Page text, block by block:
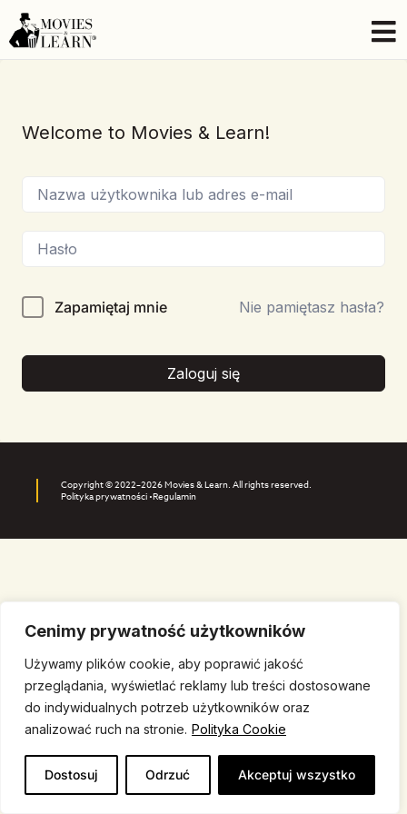
Cenimy prywatność użytkowników
Używamy plików cookie, aby poprawić jakość
przeglądania, wyświetlać reklamy lub treści dostosowane
do indywidualnych potrzeb użytkowników oraz
analizować ruch na stronie. Polityka Cookie
Dostosuj Odrzuć Akceptuj wszystko
Welcome to Movies & Learn!
Zapamiętaj mnie Nie pamiętasz hasła?
Zaloguj się
Copyright © 2022–2026 Movies & Learn. All rights reserved.
Polityka prywatności •Regulamin